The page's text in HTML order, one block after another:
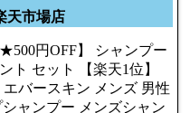
天市場店
★500円OFF】 シャンプー
ト セット 【楽天1位】
バースキン メンズ 男性
ャンプー メンズシャン